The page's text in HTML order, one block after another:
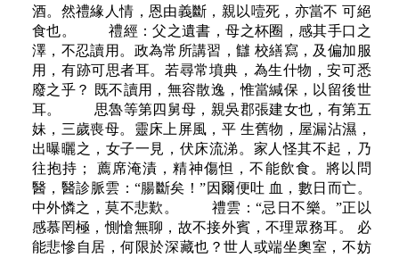
酒。然禮緣人情，恩由義斷，親以噎死，亦當不 可絕
食也。 禮經：父之遺書，母之杯圈，感其手口之
澤，不忍讀用。政為常所講習，讎 校繕寫，及偏加服
用，有跡可思者耳。若尋常墳典，為生什物，安可悉
廢之乎？ 既不讀用，無容散逸，惟當緘保，以留後世
耳。 思魯等第四舅母，親吳郡張建女也，有第五
妹，三歲喪母。靈床上屏風，平 生舊物，屋漏沾濕，
出曝曬之，女子一見，伏床流涕。家人怪其不起，乃
往抱持； 薦席淹漬，精神傷怛，不能飲食。將以問
醫，醫診脈雲：“腸斷矣！”因爾便吐 血，數日而亡。
中外憐之，莫不悲歎。 禮雲：“忌日不樂。”正以
感慕罔極，惻愴無聊，故不接外賓，不理眾務耳。 必
能悲慘自居，何限於深藏也？世人或端坐奧室，不妨